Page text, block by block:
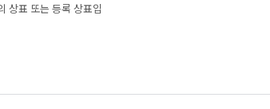
상표 또는 등록 상표입